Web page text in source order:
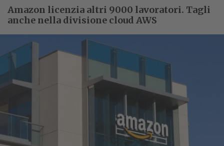
Amazon licenzia altri 9000 lavoratori. Tagli
anche nella divisione cloud AWS